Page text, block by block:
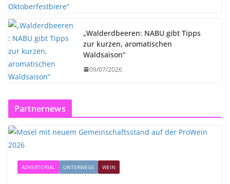
„Walderdbeeren: NABU gibt Tipps
zur kurzen, aromatischen
Waldsaison“
09/07/2026
Partnernews
ADVERTORIAL UNTERWEGS WEIN